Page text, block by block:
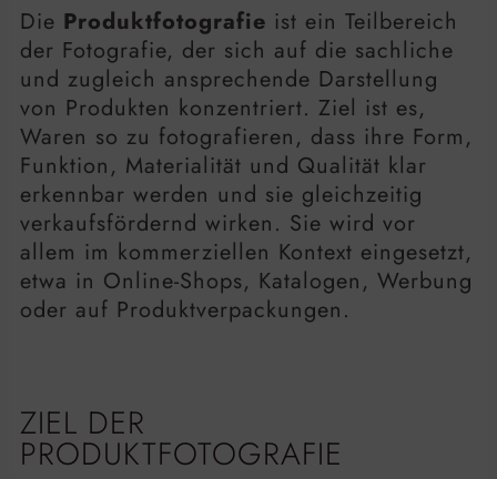
Die Produktfotografie ist ein Teilbereich
der Fotografie, der sich auf die sachliche
und zugleich ansprechende Darstellung
von Produkten konzentriert. Ziel ist es,
Waren so zu fotografieren, dass ihre Form,
Funktion, Materialität und Qualität klar
erkennbar werden und sie gleichzeitig
verkaufsfördernd wirken. Sie wird vor
allem im kommerziellen Kontext eingesetzt,
etwa in Online-Shops, Katalogen, Werbung
oder auf Produktverpackungen.
ZIEL DER
PRODUKTFOTOGRAFIE